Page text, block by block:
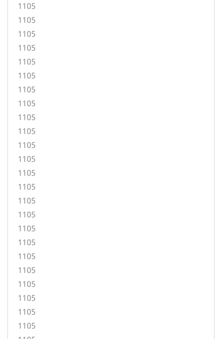
1105
1105
1105
1105
1105
1105
1105
1105
1105
1105
1105
1105
1105
1105
1105
1105
1105
1105
1105
1105
1105
1105
1105
1105